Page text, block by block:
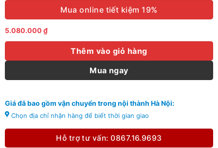
Mua online tiết kiệm 19%
5.080.000 ₫
Thêm vào giỏ hàng
Mua ngay
Giá đã bao gồm vận chuyển trong nội thành Hà Nội:
Chọn địa chỉ nhận hàng để biết thời gian giao
Hỗ trợ tư vấn: 0867.16.9693